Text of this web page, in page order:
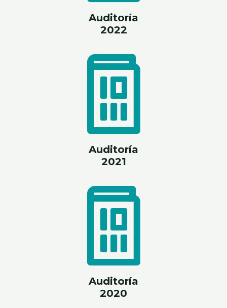
Auditoría
2022
Auditoría
2021
Auditoría
2020